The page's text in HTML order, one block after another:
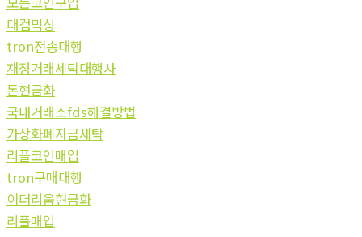
대검믹싱
tron전송대행
재정거래세탁대행사
돈현금화
국내거래소fds해결방법
가상화폐자금세탁
리플코인매입
tron구매대행
이더리움현금화
리플매입